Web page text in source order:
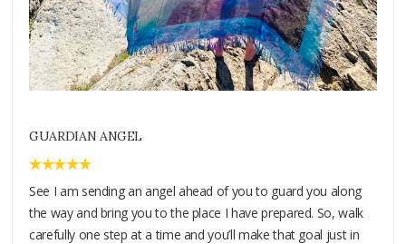
GUARDIAN ANGEL
See I am sending an angel ahead of you to guard you along
the way and bring you to the place I have prepared. So, walk
carefully one step at a time and you’ll make that goal just in